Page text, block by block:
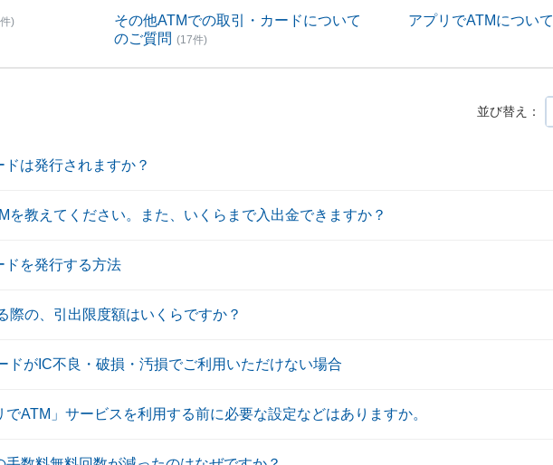
)
その他ATMでの取引・カードについて
のご質問 (17件)
アプリでATMについて
並び替え：
ドは発行されますか？
を教えてください。また、いくらまで入出金できますか？
ドを発行する方法
際の、引出限度額はいくらですか？
ドがIC不良・破損・汚損でご利用いただけない場合
でATM」サービスを利用する前に必要な設定などはありますか。